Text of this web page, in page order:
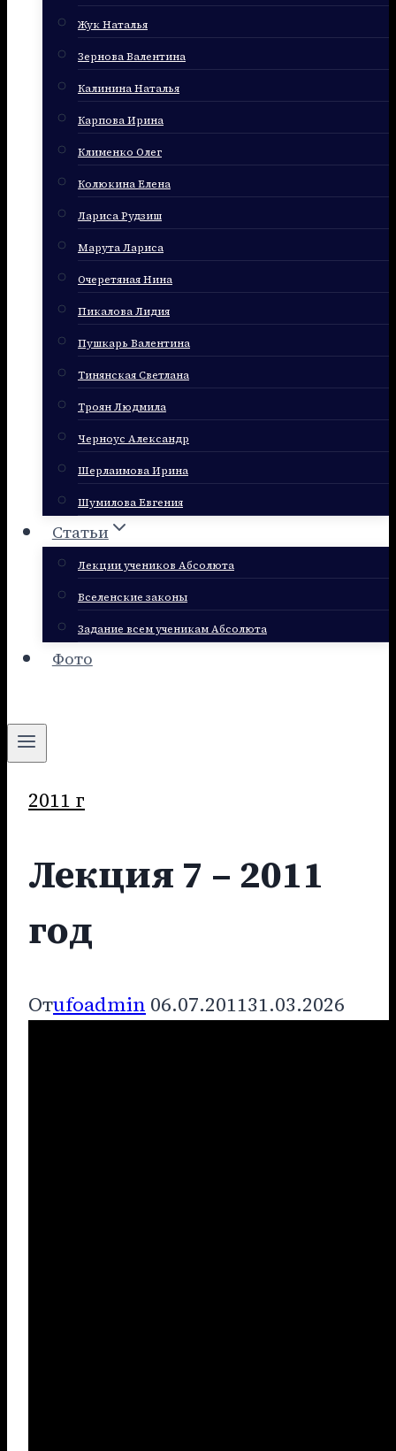
Жук Наталья
Зернова Валентина
Калинина Наталья
Карпова Ирина
Клименко Олег
Колюкина Елена
Лариса Рудзиш
Марута Лариса
Очеретяная Нина
Пикалова Лидия
Пушкарь Валентина
Тинянская Светлана
Троян Людмила
Черноус Александр
Шерлаимова Ирина
Шумилова Евгения
Статьи
Лекции учеников Абсолюта
Вселенские законы
Задание всем ученикам Абсолюта
Фото
2011 г
Лекция 7 – 2011
год
Отufoadmin 06.07.201131.03.2026